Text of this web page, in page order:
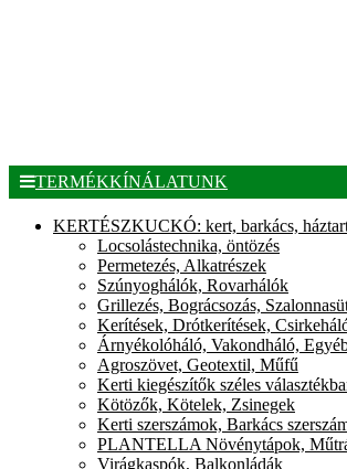
TERMÉKKÍNÁLATUNK
KERTÉSZKUCKÓ: kert, barkács,
Locsolástechnika, öntözés
Permetezés, Alkatrészek
Szúnyoghálók, Rovarhálók
Grillezés, Bográcsozás,
Kerítések, Drótkerítések,
Árnyékolóháló, Vakondháló,
Agroszövet, Geotextil, Műfű
Kerti kiegészítők széles
Kötözők, Kötelek, Zsinegek
Kerti szerszámok, Barkács
PLANTELLA Növénytápok,
Virágkaspók, Balkonládák